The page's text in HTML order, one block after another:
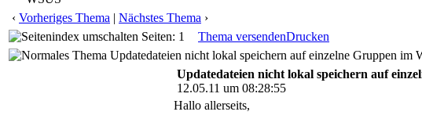
‹ Vorheriges Thema | Nächstes Thema ›
Seiten: 1
Thema versendenDrucken
Updatedateien nicht lokal speichern auf einzelne Gruppen im
Updatedateien nicht lokal speichern auf
12.05.11 um 08:28:55
Hallo allerseits,